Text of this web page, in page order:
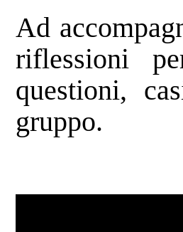
Ad
riflessioni
questioni,
gruppo.